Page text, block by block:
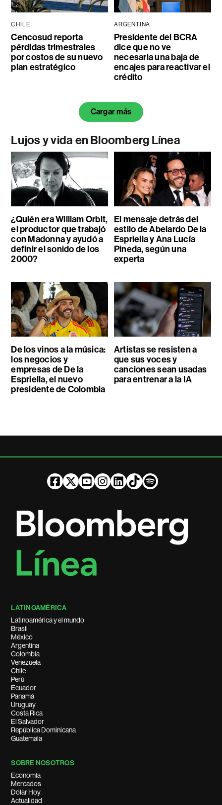
CHILE
Cencosud reporta
pérdidas trimestrales
por costos de su nuevo
plan estratégico
ARGENTINA
Presidente del BCRA
dice que no ve
necesaria una baja de
encajes para reactivar el
crédito
Cargar más
Lujos y vida en Bloomberg Línea
¿Quién era William Orbit,
el productor que trabajó
con Madonna y ayudó a
definir el sonido de los
2000?
El mensaje detrás del
estilo de Abelardo De la
Espriella y Ana Lucía
Pineda, según una
experta
De los vinos a la música:
los negocios y
empresas de De la
Espriella, el nuevo
presidente de Colombia
Artistas se resisten a
que sus voces y
canciones sean usadas
para entrenar a la IA
LATINOAMÉRICA
Latinoamérica y el mundo
Brasil
México
Argentina
Colombia
Venezuela
Chile
Perú
Ecuador
Panamá
Uruguay
Costa Rica
El Salvador
República Dominicana
Guatemala
SOBRE NOSOTROS
Economía
Mercados
Dólar Hoy
Actualidad